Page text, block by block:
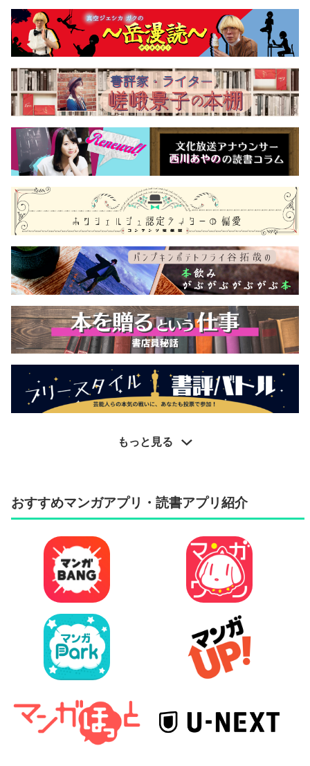
もっと見る
おすすめマンガアプリ・読書アプリ紹介